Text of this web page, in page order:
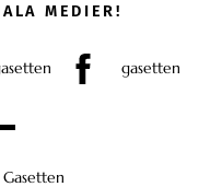
MEDIER!
gasetten